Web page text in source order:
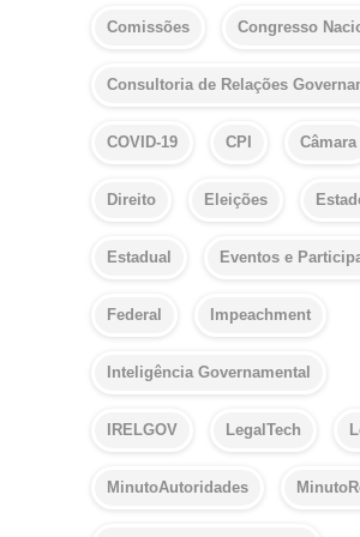
Comissões Congresso
Consultoria de Relações
COVID-19 CPI Câmara
Direito Eleições
Estadual Eventos e
Federal Impeachment
Inteligência Governamental
IRELGOV LegalTech
MinutoAutoridades